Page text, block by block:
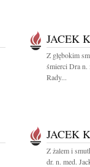
JACEK
Z głębokim
śmierci Dra n.
Rady...
JACEK
Z żalem i
dr. n. med.